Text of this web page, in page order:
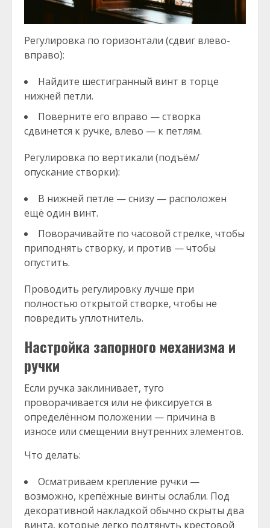
Регулировка по горизонтали (сдвиг влево-
вправо):
Найдите шестигранный винт в торце
нижней петли.
Поверните его вправо — створка
сдвинется к ручке, влево — к петлям.
Регулировка по вертикали (подъём/
опускание створки):
В нижней петле — снизу — расположен
ещё один винт.
Поворачивайте по часовой стрелке, чтобы
приподнять створку, и против — чтобы
опустить.
Проводить регулировку лучше при
полностью открытой створке, чтобы не
повредить уплотнитель.
Настройка запорного механизма и
ручки
Если ручка заклинивает, туго
проворачивается или не фиксируется в
определённом положении — причина в
износе или смещении внутренних элементов.
Что делать:
Осматриваем крепление ручки —
возможно, крепёжные винты ослабли. Под
декоративной накладкой обычно скрыты два
винта, которые легко подтянуть крестовой